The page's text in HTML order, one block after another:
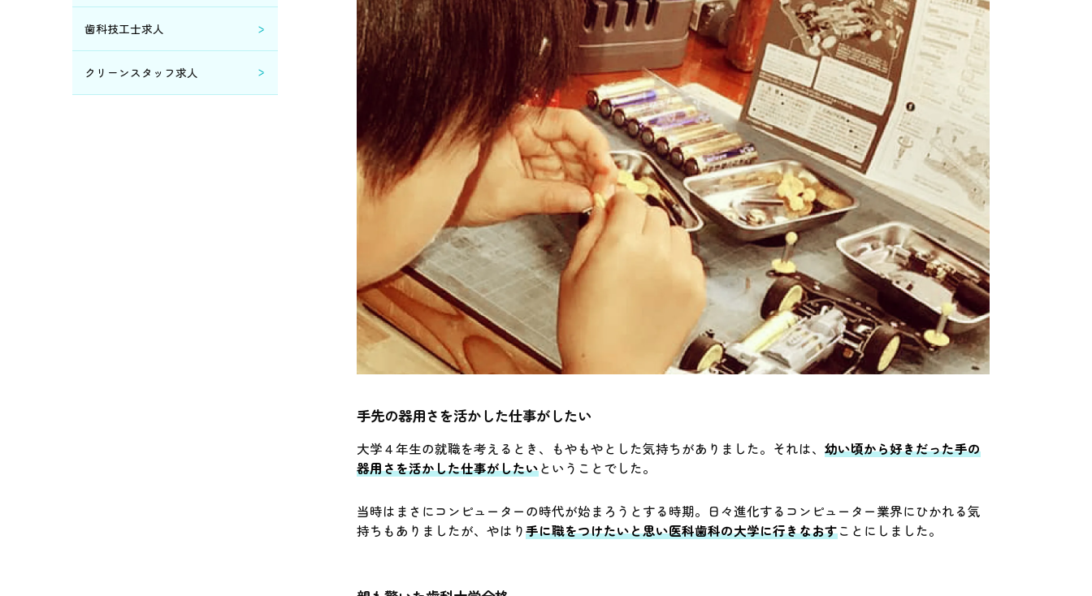
手先の器用さを活かした仕事がしたい
大学４年生の就職を考えるとき、もやもやとした気持ちがありました。それは、幼い頃から好きだった手の
器用さを活かした仕事がしたいということでした。
当時はまさにコンピューターの時代が始まろうとする時期。日々進化するコンピューター業界にひかれる気
持ちもありましたが、やはり手に職をつけたいと思い医科歯科の大学に行きなおすことにしました。
歯科技工士求人
クリーンスタッフ求人